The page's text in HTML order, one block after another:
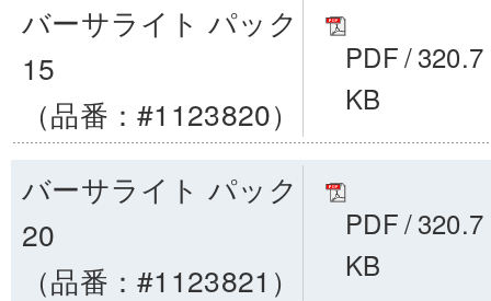
バーサライト パック
15
（品番：#1123820）
PDF/320.7
KB
バーサライト パック
20
（品番：#1123821）
PDF/320.7
KB